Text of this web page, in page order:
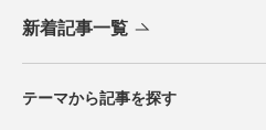
新着記事一覧
テーマから記事を探す